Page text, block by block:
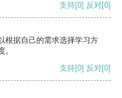
支持[0] 反对[0]
根据自己的需求选择学习方
支持[0] 反对[0]